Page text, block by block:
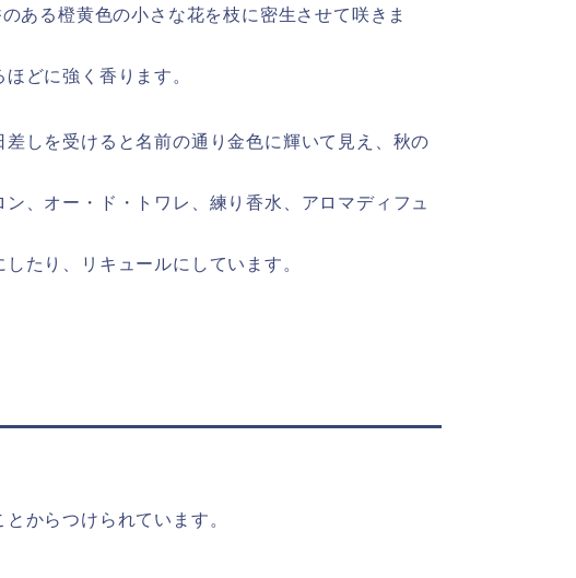
ある橙黄色の小さな花を枝に密生させて咲きま
どに強く香ります。
しを受けると名前の通り金色に輝いて見え、秋の
、オー・ド・トワレ、練り香水、アロマディフュ
たり、リキュールにしています。
からつけられています。